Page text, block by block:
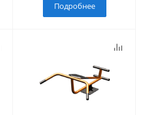
Подробнее